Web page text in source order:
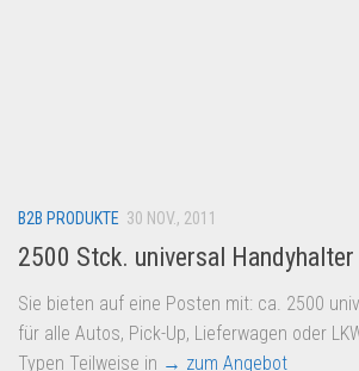
eBay Restposten kaufen
Sonderposten-Angebote
Saison & Eventprodkte
Dropshipping-Produkte
B2B PRODUKTE 30 NOV., 2011
2500 Stck. universal
Sie bieten auf eine Posten mit: ca. 2500
für alle Autos, Pick-Up, Lieferwagen oder
Typen Teilweise in → zum Angebot